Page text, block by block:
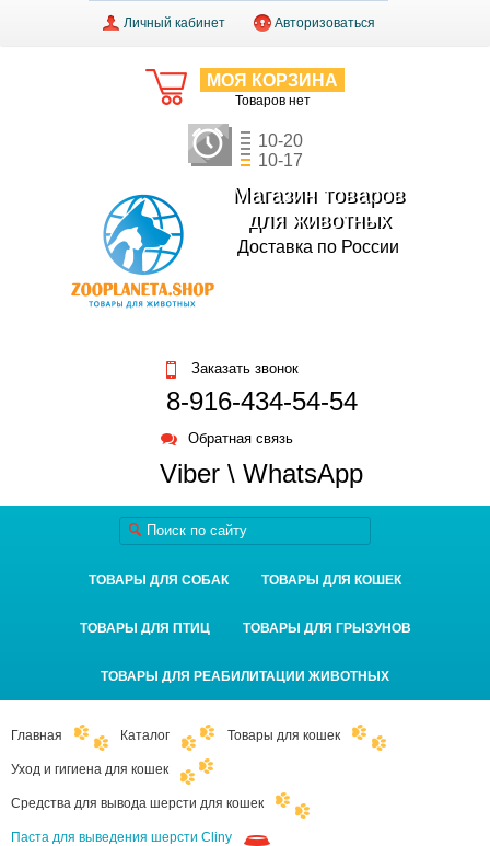
Личный кабинет Авторизоваться
МОЯ КОРЗИНА
Товаров нет
10-20
10-17
Магазин товаров
для животных
Доставка по России
Заказать звонок
8-916-434-54-54
Обратная связь
Viber \ WhatsApp
ТОВАРЫ ДЛЯ СОБАК ТОВАРЫ ДЛЯ КОШЕК
ТОВАРЫ ДЛЯ ПТИЦ ТОВАРЫ ДЛЯ ГРЫЗУНОВ
ТОВАРЫ ДЛЯ РЕАБИЛИТАЦИИ ЖИВОТНЫХ
Главная Каталог Товары для кошек
Уход и гигиена для кошек
Средства для вывода шерсти для кошек
Паста для выведения шерсти Cliny